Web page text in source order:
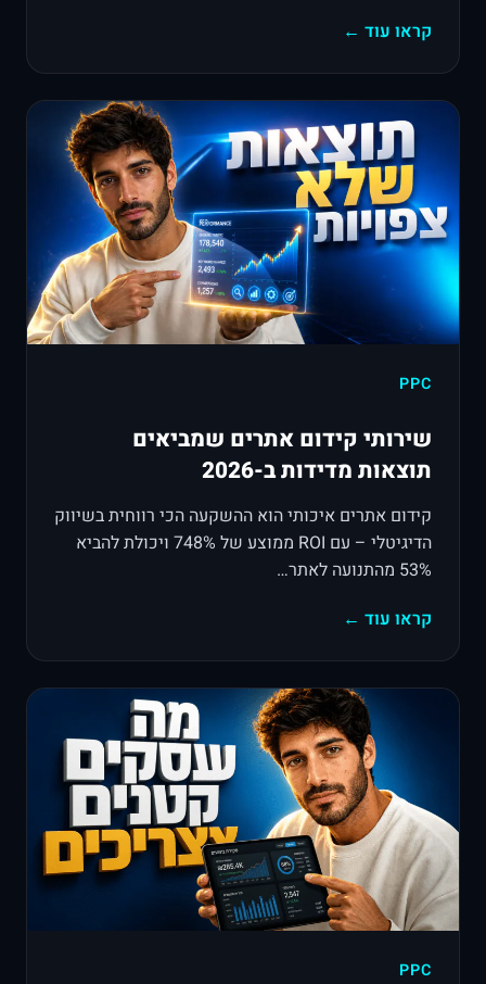
קראו עוד ←
PPC
שירותי קידום אתרים שמביאים
תוצאות מדידות ב-2026
קידום אתרים איכותי הוא ההשקעה הכי רווחית בשיווק
הדיגיטלי – עם ROI ממוצע של 748% ויכולת להביא
53% מהתנועה לאתר…
קראו עוד ←
PPC